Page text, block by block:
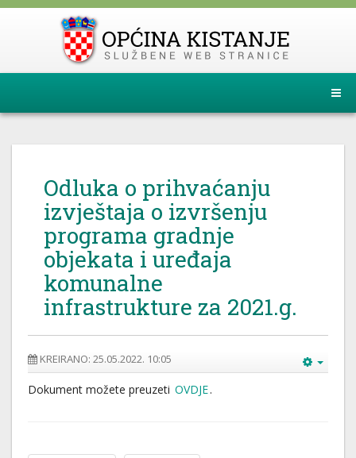
Odluka o prihvaćanju
izvještaja o izvršenju
programa gradnje
objekata i uređaja
komunalne
infrastrukture za 2021.g.
KREIRANO: 25.05.2022. 10:05
Dokument možete preuzeti OVDJE.